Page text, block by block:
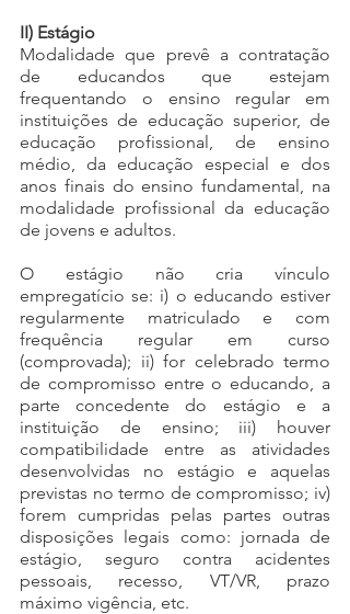
II) Estágio
Modalidade que prevê a contratação
de educandos que estejam
frequentando o ensino regular em
instituições de educação superior, de
educação profissional, de ensino
médio, da educação especial e dos
anos finais do ensino fundamental, na
modalidade profissional da educação
de jovens e adultos.
O estágio não cria vínculo
empregatício se: i) o educando estiver
regularmente matriculado e com
frequência regular em curso
(comprovada); ii) for celebrado termo
de compromisso entre o educando, a
parte concedente do estágio e a
instituição de ensino; iii) houver
compatibilidade entre as atividades
desenvolvidas no estágio e aquelas
previstas no termo de compromisso; iv)
forem cumpridas pelas partes outras
disposições legais como: jornada de
estágio, seguro contra acidentes
pessoais, recesso, VT/VR, prazo
máximo vigência, etc.